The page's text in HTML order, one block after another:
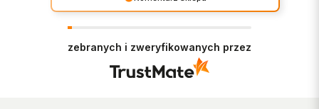
klientów takich jak Ty i jesteśmy zadowoleni, że
nam się udało. Mamy nadzieję, że do nas wrócisz
:) Pozdrawiamy
zebranych i zweryfikowanych przez